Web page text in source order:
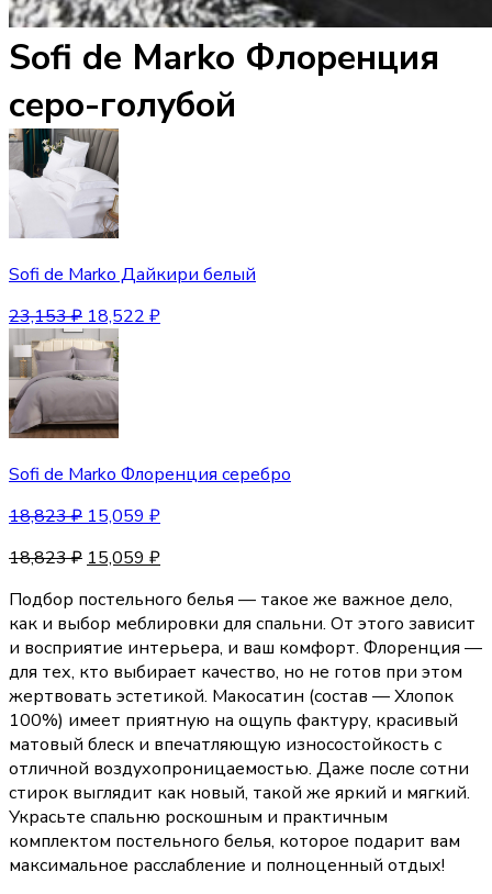
Sofi de Marko Флоренция
серо-голубой
Sofi de Marko Дайкири белый
23,153₽ 18,522 ₽
Sofi de Marko Флоренция серебро
18,823₽ 15,059 ₽
18,823₽ 15,059 ₽
Подбор постельного белья — такое же важное дело,
как и выбор меблировки для спальни. От этого зависит
и восприятие интерьера, и ваш комфорт. Флоренция —
для тех, кто выбирает качество, но не готов при этом
жертвовать эстетикой. Макосатин (состав — Хлопок
100%) имеет приятную на ощупь фактуру, красивый
матовый блеск и впечатляющую износостойкость с
отличной воздухопроницаемостью. Даже после сотни
стирок выглядит как новый, такой же яркий и мягкий.
Украсьте спальню роскошным и практичным
комплектом постельного белья, которое подарит вам
максимальное расслабление и полноценный отдых!